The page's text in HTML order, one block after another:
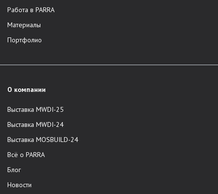
Работа в PARRA
Материалы
Портфолио
О компании
Выставка MWDI-25
Выставка MWDI-24
Выставка MOSBUILD-24
Всё о PARRA
Блог
Новости